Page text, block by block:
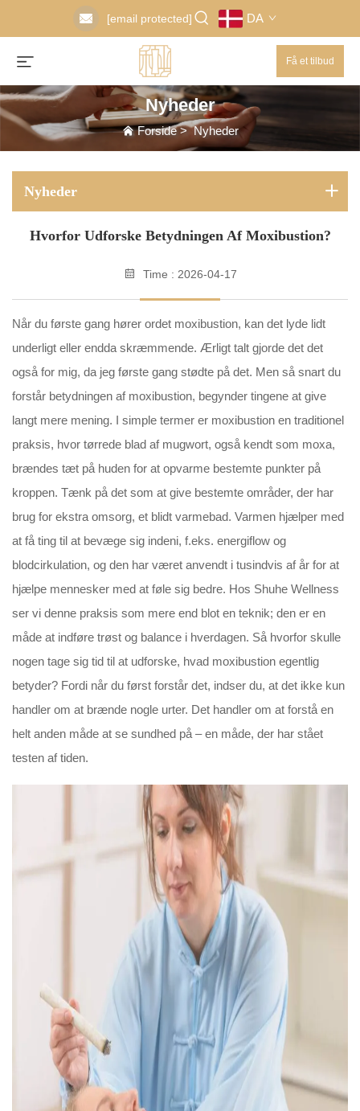
[email protected] DA
Få et tilbud
Nyheder
Forside>Nyheder
Nyheder
Hvorfor Udforske Betydningen Af Moxibustion?
Time : 2026-04-17
Når du første gang hører ordet moxibustion, kan det lyde lidt
underligt eller endda skræmmende. Ærligt talt gjorde det det
også for mig, da jeg første gang stødte på det. Men så snart du
forstår betydningen af moxibustion, begynder tingene at give
langt mere mening. I simple termer er moxibustion en traditionel
praksis, hvor tørrede blad af mugwort, også kendt som moxa,
brændes tæt på huden for at opvarme bestemte punkter på
kroppen. Tænk på det som at give bestemte områder, der har
brug for ekstra omsorg, et blidt varmebad. Varmen hjælper med
at få ting til at bevæge sig indeni, f.eks. energiflow og
blodcirkulation, og den har været anvendt i tusindvis af år for at
hjælpe mennesker med at føle sig bedre. Hos Shuhe Wellness
ser vi denne praksis som mere end blot en teknik; den er en
måde at indføre trøst og balance i hverdagen. Så hvorfor skulle
nogen tage sig tid til at udforske, hvad moxibustion egentlig
betyder? Fordi når du først forstår det, indser du, at det ikke kun
handler om at brænde nogle urter. Det handler om at forstå en
helt anden måde at se sundhed på – en måde, der har stået
testen af tiden.